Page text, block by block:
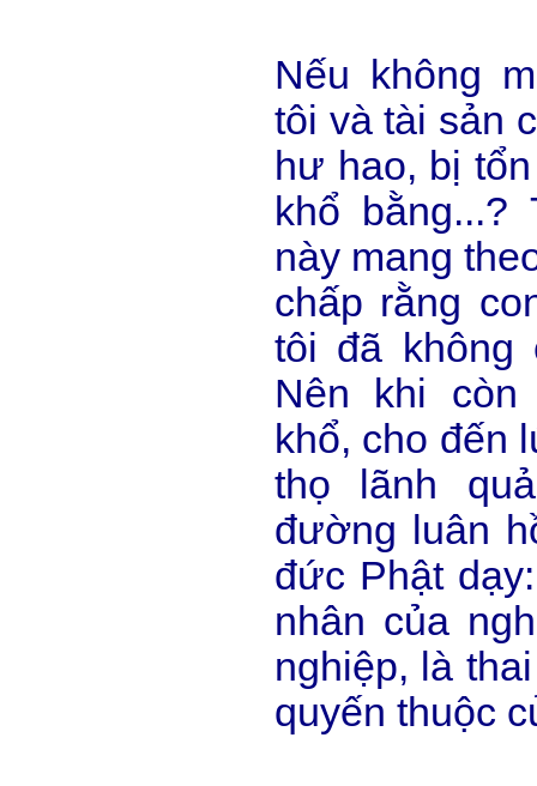
Nếu không
tôi và tài sản
hư hao, bị
khổ bằng...?
này mang
chấp rằng
tôi đã không
Nên khi
khổ, cho đến
thọ lãnh
đường luân
đức Phật
nhân của
nghiệp, là
quyến thuộc